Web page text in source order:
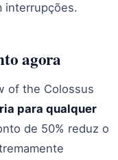
interrupções.
agora
of the Colossus
para qualquer
de 50% reduz o